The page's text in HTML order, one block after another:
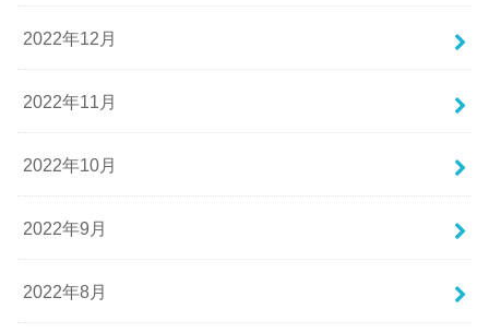
2022年12月
2022年11月
2022年10月
2022年9月
2022年8月